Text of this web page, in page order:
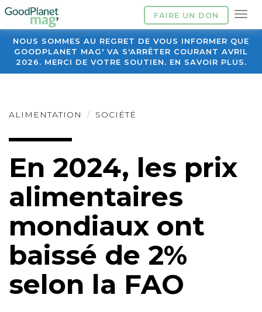
FAIRE UN DON
NOUS SOMMES AU REGRET DE VOUS INFORMER QUE
GOODPLANET MAG' VA S'ARRÊTER COURANT AVRIL
2026. MERCI DE VOTRE SOUTIEN. EN SAVOIR PLUS.
ALIMENTATION SOCIÉTÉ
En 2024, les prix
alimentaires
mondiaux ont
baissé de 2%
selon la FAO